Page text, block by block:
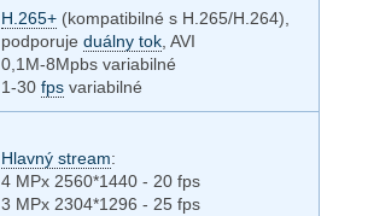
H.265+ (kompatibilné s H.265/H.264),
podporuje duálny tok , AVI
0,1M-8Mpbs variabilné
1-30 fps variabilné
Hlavný stream:
4 MPx 2560*1440 - 20 fps
3 MPx 2304*1296 - 25 fps